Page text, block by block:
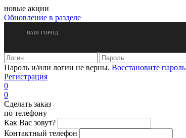
новые акции
Обновление в разделе
ВАШ ГОРОД
Пароль и/или логин не верны. Восстановите пароль
Регистрация
0
0
Сделать заказ
по телефону
Как Вас зовут?
Контактный телефон